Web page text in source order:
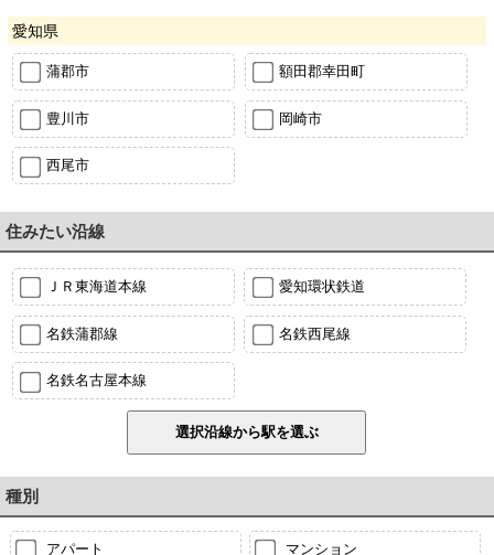
愛知県
蒲郡市 額田郡幸田町
豊川市 岡崎市
西尾市
住みたい沿線
ＪＲ東海道本線 愛知環状鉄道
名鉄蒲郡線 名鉄西尾線
名鉄名古屋本線
種別
アパート マンション